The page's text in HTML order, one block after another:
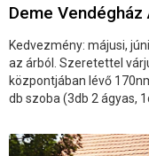
Deme
Kedvezmény: májusi,
az árból. Szeretettel
központjában lévő
db szoba (3db 2 ágyas,